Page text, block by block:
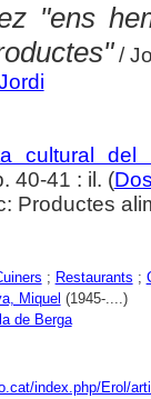
"ens
/
cultural del
40-41 : il. (
Productes
; Restaurants ;
Miquel (1945-....)
de Berga
index.php/Erol/